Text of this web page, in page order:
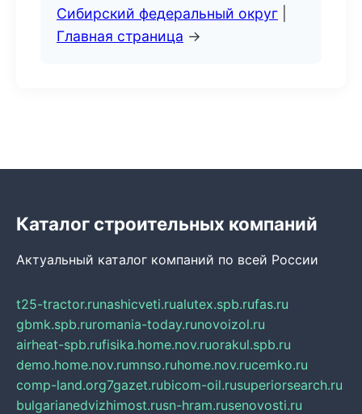
Сибирский федеральный округ
Главная страница →
Каталог строительных компаний
Актуальный каталог компаний по всей России
t25-tractor.runashicveti.rualutex.spb.rufas.ru
gbmk.spb.ruromania-today.runovoizol.ru
airheat-spb.rufisika.home.nov.ruorakul.spb.ru
demo.home.nov.rumnso.ruhome.nov.rucemko.ru
comp-land.org7gazet.rubicom-oil.rusuperiorsearch.ru
bulgarianedvizhimost.rusn-hram.rusenovosti.ru